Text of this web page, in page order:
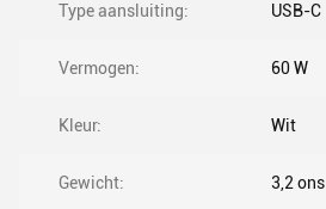
Type aansluiting: USB-C
Vermogen: 60 W
Kleur: Wit
Gewicht: 3,2 ons